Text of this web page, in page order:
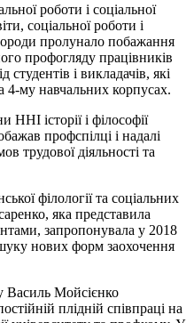
роботи і соціальної
соціальної роботи і
пролунало побажання
профогляду працівників
і викладачів, які
4-му навчальних корпусах.
ННІ історії і філософії
профспілці і надалі
трудової діяльності та
філології та соціальних
яка представила
запропонувала у 2018
нових форм заохочення
Василь Мойсієнко
плідній співпраці на